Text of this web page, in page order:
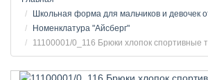
Школьная форма для мальчиков и девочек
Номенклатура "Айсберг"
11100001/0_116 Брюки хлопок спортивные